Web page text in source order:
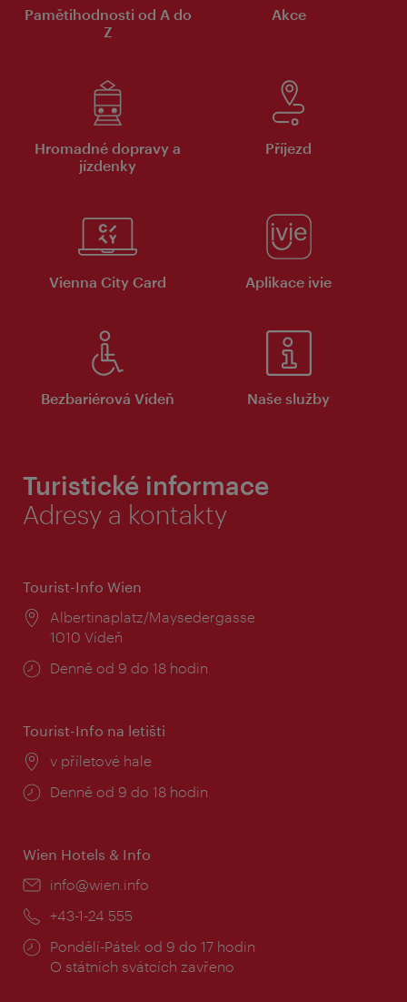
Pamětihodnosti od A do
Z
Akce
Hromadné dopravy a
jízdenky
Příjezd
Vienna City Card Aplikace ivie
Bezbariérová Vídeň Naše služby
Turistické informace
Adresy a kontakty
Tourist-Info Wien
Místo:
Albertinaplatz/Maysedergasse
1010 Vídeň
Provozní
Denně od 9 do 18 hodin
Tourist-Info na letišti
Místo:
v příletové hale
Provozní
Denně od 9 do 18 hodin
Wien Hotels & Info
E-
info@wien.info
Telefon:
+43-1-24 555
Provozní
doba:
Pondělí-Pátek od 9 do 17 hodin
O státních svátcích zavřeno